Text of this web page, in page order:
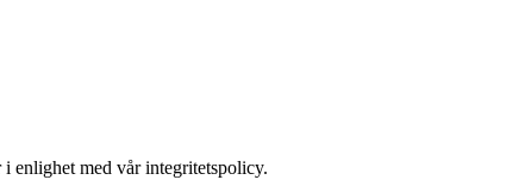
enlighet med vår integritetspolicy.